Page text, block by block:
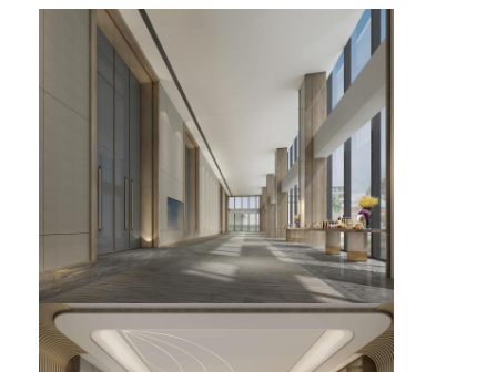
ホテル家具
ヴィラ家具
アパートの家具
ダイニングルームの家具
オフィス家具
据え付け家具
装飾された家具